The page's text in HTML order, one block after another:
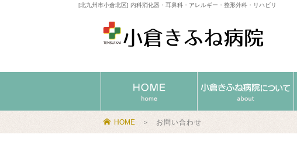
[北九州市小倉北区] 内科消化器・耳鼻科・アレルギー・整形外科・リハビリ
HOME ＞ お問い合わせ